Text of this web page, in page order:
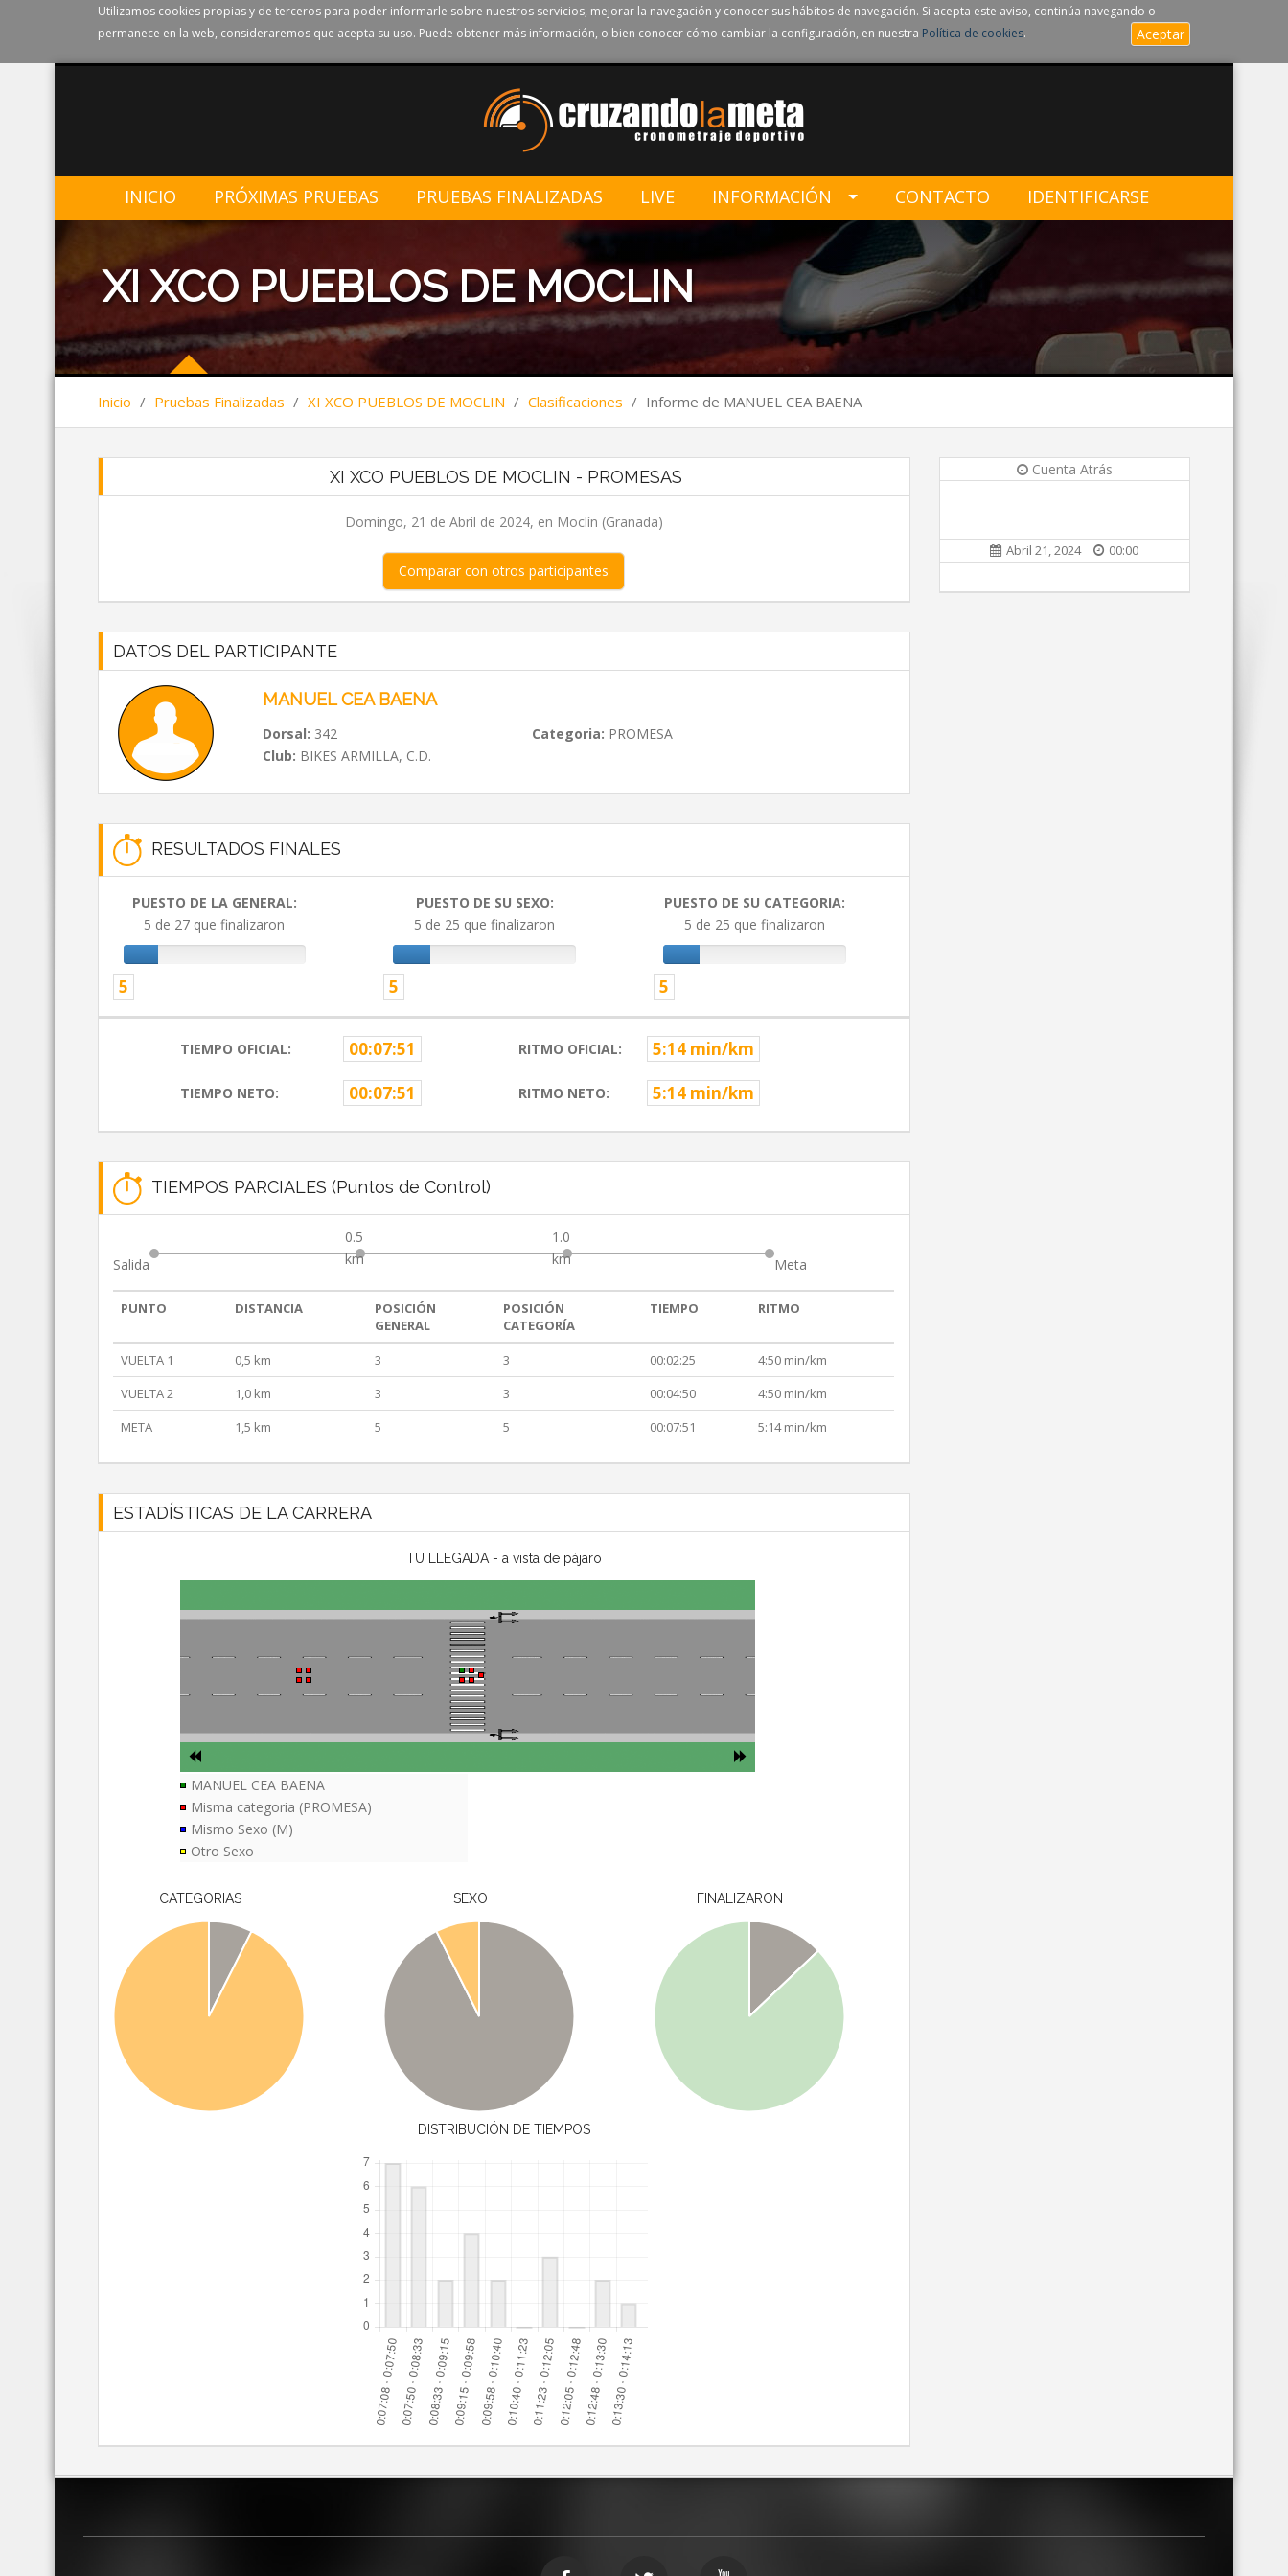
Utilizamos cookies propias y de terceros para poder informarle sobre nuestros servicios, mejorar la navegación y conocer sus hábitos de navegación. Si acepta este aviso, continúa navegando o
permanece en la web, consideraremos que acepta su uso. Puede obtener más información, o bien conocer cómo cambiar la configuración, en nuestra Política de cookies. Aceptar
INICIO PRÓXIMAS PRUEBAS PRUEBAS FINALIZADAS LIVE INFORMACIÓN CONTACTO IDENTIFICARSE
XI XCO PUEBLOS DE MOCLIN
Inicio / Pruebas Finalizadas / XI XCO PUEBLOS DE MOCLIN / Clasificaciones / Informe de MANUEL CEA BAENA
XI XCO PUEBLOS DE MOCLIN - PROMESAS
Domingo, 21 de Abril de 2024, en Moclín (Granada)
Comparar con otros participantes
DATOS DEL PARTICIPANTE
MANUEL CEA BAENA
Dorsal: 342 Categoria: PROMESA
Club: BIKES ARMILLA, C.D.
RESULTADOS FINALES
PUESTO DE LA GENERAL:
5 de 27 que finalizaron
5
PUESTO DE SU SEXO:
5 de 25 que finalizaron
5
PUESTO DE SU CATEGORIA:
5 de 25 que finalizaron
5
TIEMPO OFICIAL: 00:07:51 RITMO OFICIAL: 5:14 min/km
TIEMPO NETO: 00:07:51 RITMO NETO: 5:14 min/km
TIEMPOS PARCIALES (Puntos de Control)
Salida
0.5
km
1.0
km
Meta
PUNTO DISTANCIA
POSICIÓN
GENERAL
POSICIÓN
CATEGORÍA
TIEMPO RITMO
VUELTA 1 0,5 km 3 3 00:02:25
4:50 min/km
VUELTA 2
1,0 km 3 3 00:04:50
4:50 min/km
META
1,5 km 5 5 00:07:51 5:14 min/km
ESTADÍSTICAS DE LA CARRERA
TU LLEGADA - a vista de pájaro
MANUEL CEA BAENA
Misma categoria (PROMESA)
Mismo Sexo (M)
Otro Sexo
CATEGORIAS SEXO FINALIZARON
DISTRIBUCIÓN DE TIEMPOS
Cuenta Atrás
Abril 21, 2024 00:00